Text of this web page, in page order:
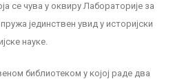
се чува у оквиру Лабораторије за
јединствен увид у историјски
науке.
библиотеком у којој раде два